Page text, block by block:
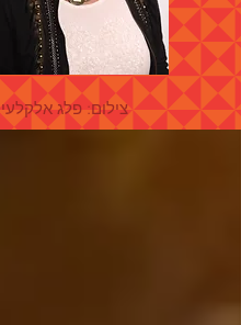
צילום: פלג אלקלעי